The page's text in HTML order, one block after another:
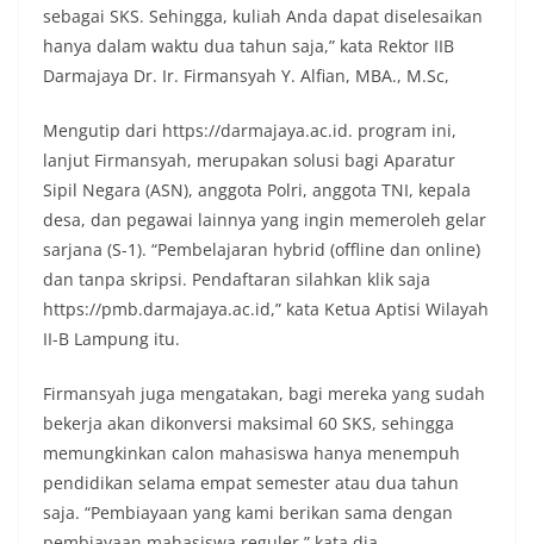
sebagai SKS. Sehingga, kuliah Anda dapat diselesaikan
hanya dalam waktu dua tahun saja,” kata Rektor IIB
Darmajaya Dr. Ir. Firmansyah Y. Alfian, MBA., M.Sc,
Mengutip dari https://darmajaya.ac.id. program ini,
lanjut Firmansyah, merupakan solusi bagi Aparatur
Sipil Negara (ASN), anggota Polri, anggota TNI, kepala
desa, dan pegawai lainnya yang ingin memeroleh gelar
sarjana (S-1). “Pembelajaran hybrid (offline dan online)
dan tanpa skripsi. Pendaftaran silahkan klik saja
https://pmb.darmajaya.ac.id,” kata Ketua Aptisi Wilayah
II-B Lampung itu.
Firmansyah juga mengatakan, bagi mereka yang sudah
bekerja akan dikonversi maksimal 60 SKS, sehingga
memungkinkan calon mahasiswa hanya menempuh
pendidikan selama empat semester atau dua tahun
saja. “Pembiayaan yang kami berikan sama dengan